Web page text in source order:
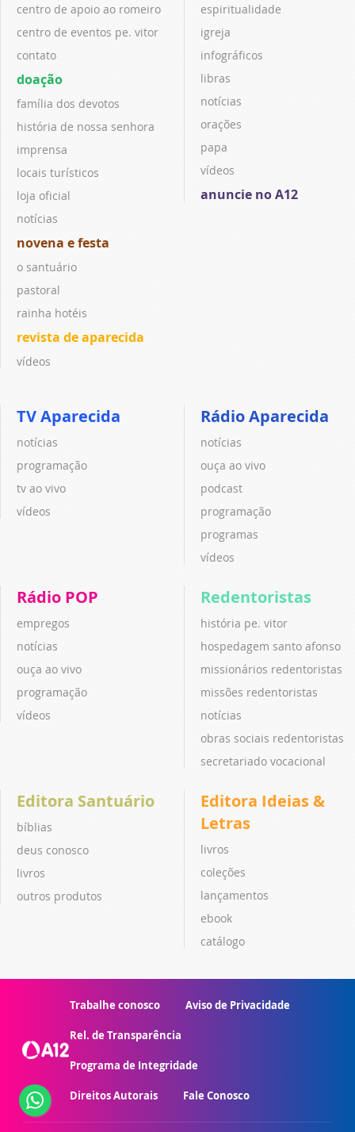
centro de apoio ao romeiro
centro de eventos pe. vitor
contato
doação
família dos devotos
história de nossa senhora
imprensa
locais turísticos
loja oficial
notícias
novena e festa
o santuário
pastoral
rainha hotéis
revista de aparecida
vídeos
espiritualidade
igreja
infográficos
libras
notícias
orações
papa
vídeos
anuncie no A12
TV Aparecida
notícias
programação
tv ao vivo
vídeos
Rádio Aparecida
notícias
ouça ao vivo
podcast
programação
programas
vídeos
Rádio POP
empregos
notícias
ouça ao vivo
programação
vídeos
Redentoristas
história pe. vitor
hospedagem santo afonso
missionários redentoristas
missões redentoristas
notícias
obras sociais redentoristas
secretariado vocacional
Editora Santuário
bíblias
deus conosco
livros
outros produtos
Editora Ideias &
Letras
livros
coleções
lançamentos
ebook
catálogo
Trabalhe conosco Aviso de Privacidade
Rel. de Transparência
Programa de Integridade
Direitos Autorais Fale Conosco